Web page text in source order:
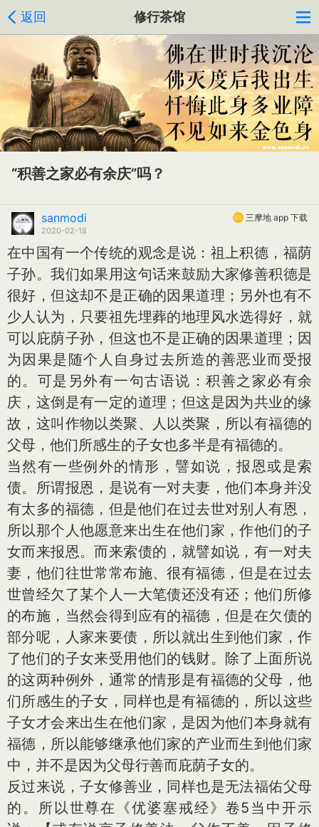
返回 修行茶馆
“积善之家必有余庆”吗？
三摩地 app 下载
sanmodi
2020-02-18
在中国有一个传统的观念是说：祖上积德，福荫
子孙。我们如果用这句话来鼓励大家修善积德是
很好，但这却不是正确的因果道理；另外也有不
少人认为，只要祖先埋葬的地理风水选得好，就
可以庇荫子孙，但这也不是正确的因果道理；因
为因果是随个人自身过去所造的善恶业而受报
的。可是另外有一句古语说：积善之家必有余
庆，这倒是有一定的道理；但这是因为共业的缘
故，这叫作物以类聚、人以类聚，所以有福德的
父母，他们所感生的子女也多半是有福德的。
当然有一些例外的情形，譬如说，报恩或是索
债。所谓报恩，是说有一对夫妻，他们本身并没
有太多的福德，但是他们在过去世对别人有恩，
所以那个人他愿意来出生在他们家，作他们的子
女而来报恩。而来索债的，就譬如说，有一对夫
妻，他们往世常常布施、很有福德，但是在过去
世曾经欠了某个人一大笔债还没有还；他们所修
的布施，当然会得到应有的福德，但是在欠债的
部分呢，人家来要债，所以就出生到他们家，作
了他们的子女来受用他们的钱财。除了上面所说
的这两种例外，通常的情形是有福德的父母，他
们所感生的子女，同样也是有福德的，所以这些
子女才会来出生在他们家，是因为他们本身就有
福德，所以能够继承他们家的产业而生到他们家
中，并不是因为父母行善而庇荫子女的。
反过来说，子女修善业，同样也是无法福佑父母
的。所以世尊在《优婆塞戒经》卷5当中开示